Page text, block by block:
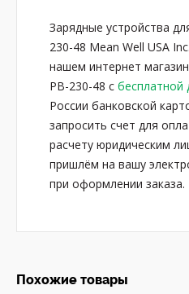
Зарядные устройства
230-48 Mean Well USA
нашем интернет
PB-230-48 с бесплатной
России банковской
запросить счет для
расчету юридическим
пришлём на вашу
при оформлении заказа.
Похожие товары